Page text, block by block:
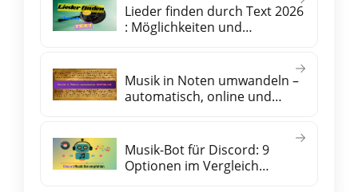
Lieder finden durch Text 2026
: Möglichkeiten und
Musik in Noten umwandeln –
automatisch, online und
Musik-Bot für Discord: 9
Optionen im Vergleich